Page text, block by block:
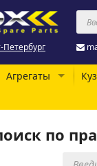
Петербург
Агрегаты
по